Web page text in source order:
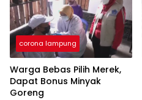
corona lampung
Warga Bebas Pilih Merek,
Dapat Bonus Minyak
Goreng